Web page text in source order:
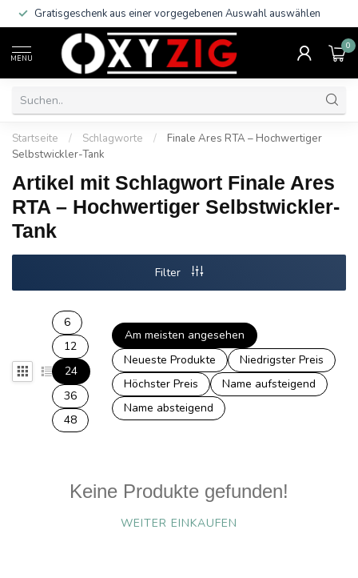
Gratisgeschenk aus einer vorgegebenen Auswahl auswählen
MENU
0
Startseite / Schlagworte /
Finale Ares RTA – Hochwertiger
Selbstwickler-Tank
Artikel mit Schlagwort Finale Ares
RTA – Hochwertiger Selbstwickler-
Tank
Filter
6
12
24
36
48
Am meisten angesehen
Neueste Produkte
Niedrigster Preis
Höchster Preis
Name aufsteigend
Name absteigend
Keine Produkte gefunden!
WEITER EINKAUFEN